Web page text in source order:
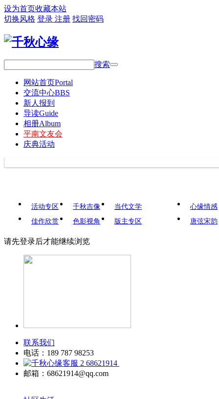
设为首页收藏本站
切换风格 登录 注册 找回密码
搜索
网站首页Portal
交流中心BBS
新人报到
导读Guide
相册Album
平南文友会
庆典活动
活动专区 千秋吉像
当代文学
佳作欣赏
色影视角 版主专区
心缘情感
唐弦宋韵
请先登录后才能继续浏览
联系我们
电话：189 787 98253
68621914
邮箱：68621914@qq.com